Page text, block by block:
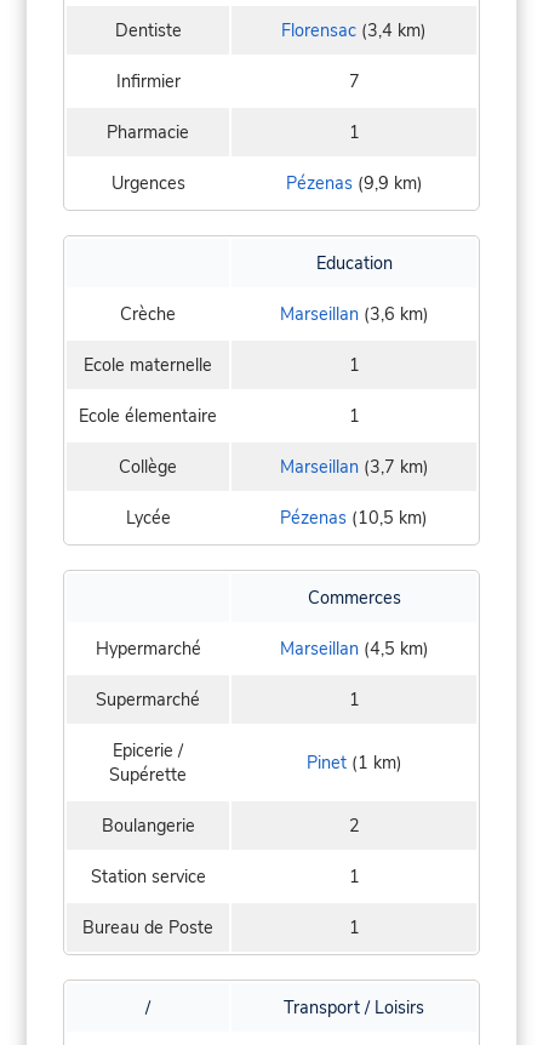
Dentiste Florensac (3,4 km)
Infirmier 7
Pharmacie 1
Urgences Pézenas(9,9 km)
Education
Crèche Marseillan(3,6 km)
Ecole maternelle 1
Ecole élementaire 1
Collège Marseillan(3,7 km)
Lycée Pézenas (10,5 km)
Commerces
Hypermarché Marseillan(4,5 km)
Supermarché 1
Epicerie /
Supérette
Pinet(1 km)
Boulangerie 2
Station service 1
Bureau de Poste 1
/ Transport / Loisirs